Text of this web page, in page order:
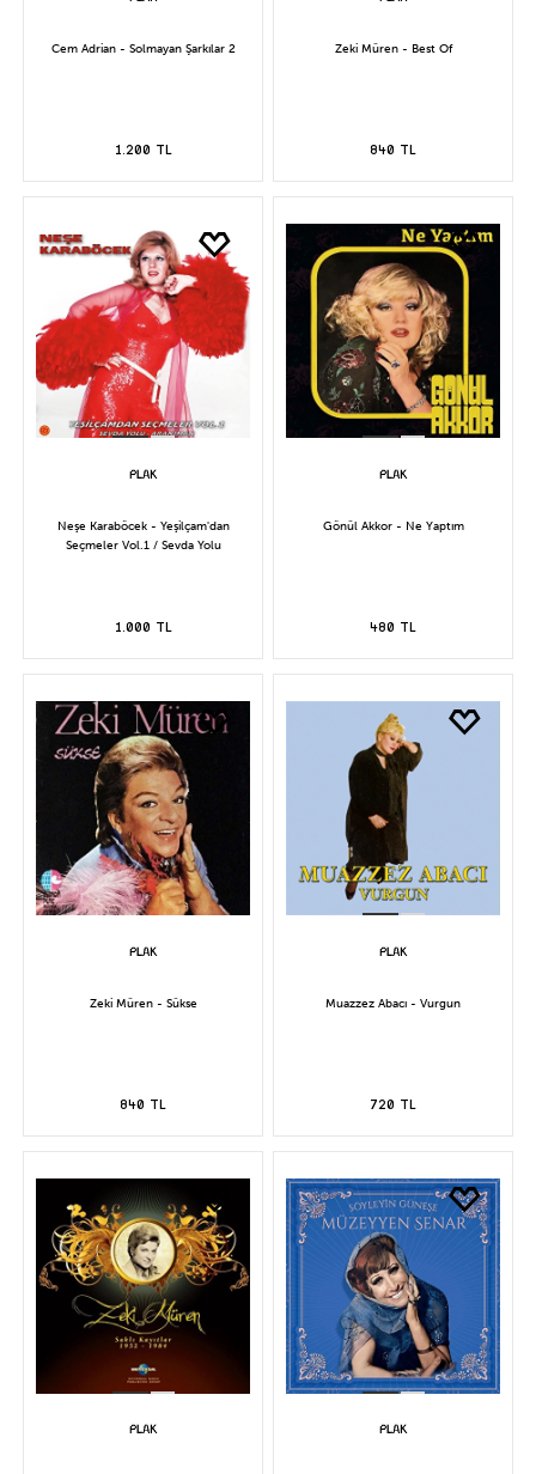
Cem Adrian - Solmayan Şarkılar 2
1.200 TL
Zeki Müren - Best Of
840 TL
Neşe Karaböcek - Yeşilçam'dan
Seçmeler Vol.1 / Sevda Yolu
1.000 TL
Gönül Akkor - Ne Yaptım
480 TL
Zeki Müren - Sükse
840 TL
Muazzez Abacı - Vurgun
720 TL